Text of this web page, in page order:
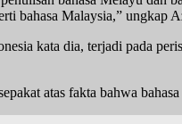
bahasa Malaysia,” ungkap
kata dia, terjadi pada
atas fakta bahwa